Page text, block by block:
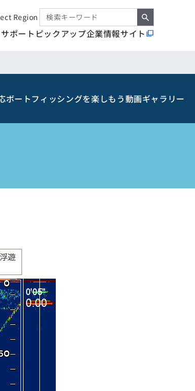
Region
サポート ピックアップ企業情報サイト
ボートフィッシングを楽しもう動画ギャラリー